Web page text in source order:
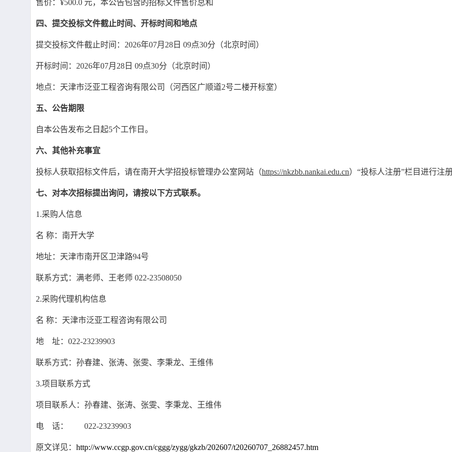
售价：¥500.0 元，本公告包含的招标文件售价总和
四、提交投标文件截止时间、开标时间和地点
提交投标文件截止时间： 2026年07月28日 09点30分（北京时间）
开标时间： 2026年07月28日 09点30分（北京时间）
地点：天津市泛亚工程咨询有限公司（河西区广顺道2号二楼开标室）
五、公告期限
自本公告发布之日起5个工作日。
六、其他补充事宜
投标人获取招标文件后，请在南开大学招投标管理办公室网站（https://nkzbb.nankai.edu.cn） “投标人注册”栏目进行注
七、对本次招标提出询问，请按以下方式联系。
1.采购人信息
名 称：南开大学
地址：天津市南开区卫津路94号
联系方式：满老师、王老师 022-23508050
2.采购代理机构信息
名 称：天津市泛亚工程咨询有限公司
地 址： 022-23239903
联系方式：孙春建、张涛、张雯、李秉龙、王维伟
3.项目联系方式
项目联系人：孙春建、张涛、张雯、李秉龙、王维伟
电 话： 022-23239903
原文详见： http://www.ccgp.gov.cn/cggg/zygg/gkzb/202607/t20260707_26882457.htm